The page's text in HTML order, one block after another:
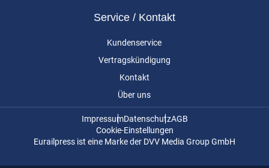
Service / Kontakt
Kundenservice
Vertragskündigung
Kontakt
Über uns
ImpressumDatenschutzAGB
Cookie-Einstellungen
Eurailpress ist eine Marke der DVV Media Group GmbH